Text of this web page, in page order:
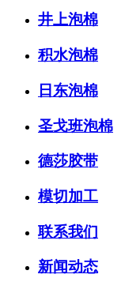
井上泡棉
积水泡棉
日东泡棉
圣戈班泡棉
德莎胶带
模切加工
联系我们
新闻动态